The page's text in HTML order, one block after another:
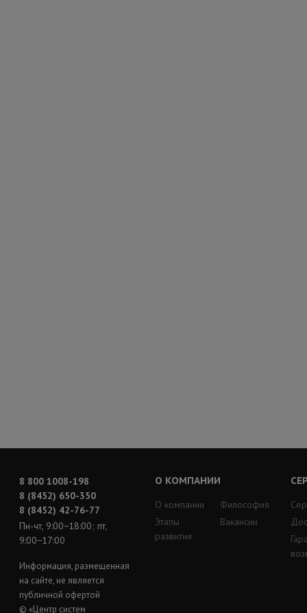
8 800 1008-198
8 (8452) 650-350
8 (8452) 42-76-77
Пн-чт, 9:00−18:00; пт,
9:00−17:00
Информация, размещенная
на сайте, не является
публичной офертой
© «Центр систем
О КОМПАНИИ
О компании
Этапы
развития
Философия
Вакансии